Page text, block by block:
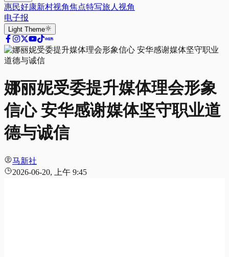
惠民好康新村视角焦点特写旅人视角
电子报
Light Theme
娜丽妮受委提升媒体理会形象
信心 安华感谢媒体坚守职业道
德与诚信
马新社
2026-06-20, 上午 9:45